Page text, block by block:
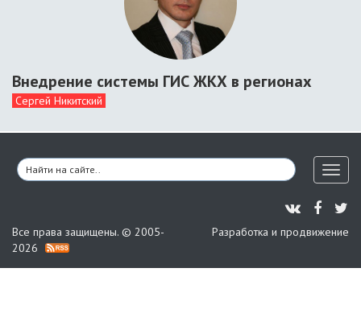
Внедрение системы ГИС ЖКХ в регионах
Сергей Никитский
Все права защищены. © 2005-
2026
Разработка и продвижение